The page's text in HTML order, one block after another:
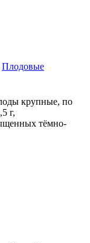
Плодовые
крупные, по
г,
тёмно-